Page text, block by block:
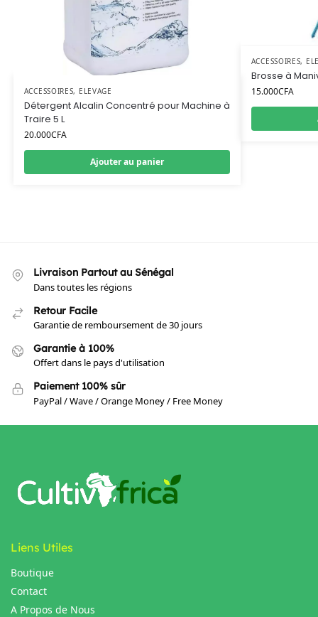
ACCESSOIRES, ELEVAGE
Détergent Alcalin Concentré pour Machine à
Traire 5 L
20.000CFA
Ajouter au panier
ACCESSOIRES,
Brosse à
15.000CFA
Livraison Partout au Sénégal
Dans toutes les régions
Retour Facile
Garantie de remboursement de 30 jours
Garantie à 100%
Offert dans le pays d'utilisation
Paiement 100% sûr
PayPal / Wave / Orange Money / Free Money
Liens Utiles
Boutique
Contact
A Propos de Nous